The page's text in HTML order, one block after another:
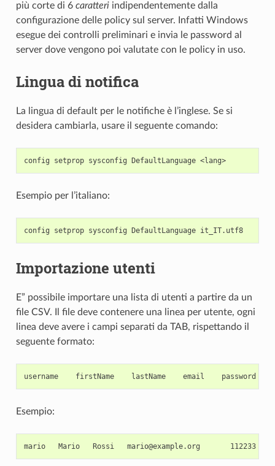
più corte di 6 caratteriindipendentemente dalla
configurazione delle policy sul server. Infatti Windows
esegue dei controlli preliminari e invia le password al
server dove vengono poi valutate con le policy in uso.
Lingua di notifica
La lingua di default per le notifiche è l’inglese. Se si
desidera cambiarla, usare il seguente comando:
config setprop sysconfig DefaultLanguage <lang>
Esempio per l’italiano:
config setprop sysconfig DefaultLanguage it_IT.utf8
Importazione utenti
E” possibile importare una lista di utenti a partire da un
file CSV. Il file deve contenere una linea per utente, ogni
linea deve avere i campi separati da TAB, rispettando il
seguente formato:
Esempio:
mario   Mario   Rossi   mario@example.org       112233